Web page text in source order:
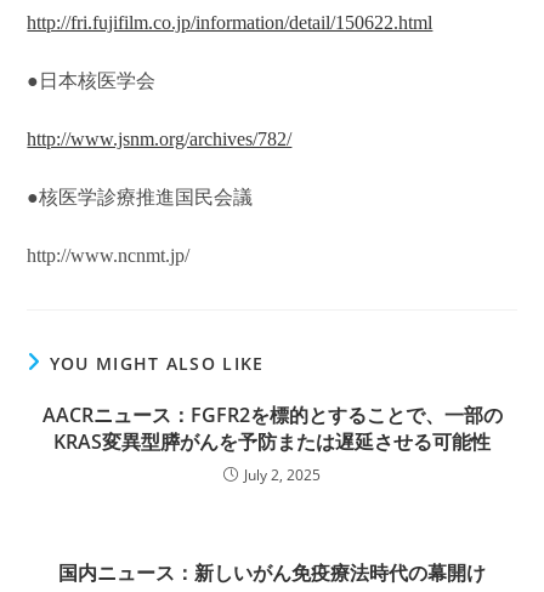
http://fri.fujifilm.co.jp/information/detail/150622.html
●日本核医学会
http://www.jsnm.org/archives/782/
●核医学診療推進国民会議
http://www.ncnmt.jp/
YOU MIGHT ALSO LIKE
AACRニュース：FGFR2を標的とすることで、一部の
KRAS変異型膵がんを予防または遅延させる可能性
July 2, 2025
国内ニュース：新しいがん免疫療法時代の幕開け